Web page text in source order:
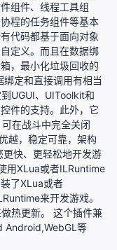
组件、线程工具组
程的任务组件等基本
代码都基于面向对象
定义。而且在数据绑
，最小化垃圾回收的
定和直接调用有相当
UGUI、UIToolkit和
件的支持。此外，它
在战斗中完全关闭
越，稳定可靠，架构
快、更轻松地开发游
用XLua或者ILRuntime
了XLua或者
来开发游戏。
热更新。 这个插件兼
Android,WebGL等